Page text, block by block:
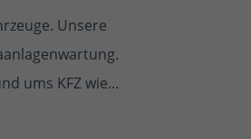
Unsere
ums KFZ wie...